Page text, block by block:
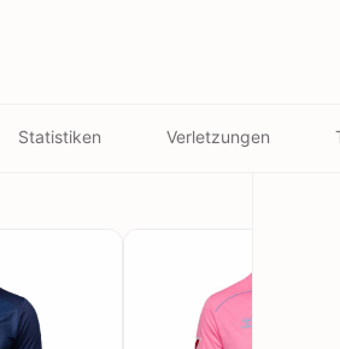
Statistiken Verletzungen